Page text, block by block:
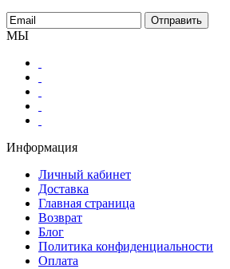
МЫ
Информация
Личный кабинет
Доставка
Главная страница
Возврат
Блог
Политика конфиденциальности
Оплата